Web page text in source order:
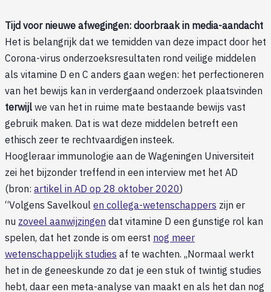
Tijd voor nieuwe afwegingen: doorbraak in media-aandacht
Het is belangrijk dat we temidden van deze impact door het
Corona-virus onderzoeksresultaten rond veilige middelen
als vitamine D en C anders gaan wegen: het perfectioneren
van het bewijs kan in verdergaand onderzoek plaatsvinden
terwijl we van het in ruime mate bestaande bewijs vast
gebruik maken. Dat is wat deze middelen betreft een
ethisch zeer te rechtvaardigen insteek.
Hoogleraar immunologie aan de Wageningen Universiteit
zei het bijzonder treffend in een interview met het AD
(bron: artikel in AD op 28 oktober 2020)
“Volgens Savelkoul en collega-wetenschappers zijn er
nu zoveel aanwijzingen dat vitamine D een gunstige rol kan
spelen, dat het zonde is om eerst nog meer
wetenschappelijk studies af te wachten. ,,Normaal werkt
het in de geneeskunde zo dat je een stuk of twintig studies
hebt, daar een meta-analyse van maakt en als het dan nog